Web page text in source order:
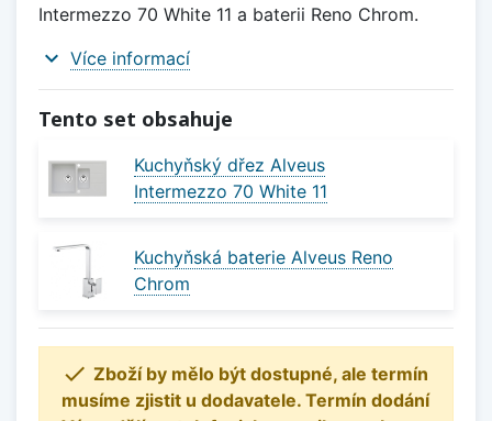
Intermezzo 70 White 11 a baterii Reno Chrom.
expand_more Více informací
Tento set obsahuje
Kuchyňský dřez Alveus
Intermezzo 70 White 11
Kuchyňská baterie Alveus Reno
Chrom
 Zboží by mělo být dostupné, ale termín
musíme zjistit u dodavatele. Termín dodání